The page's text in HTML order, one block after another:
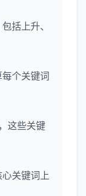
括上升、
个关键词
这些关键
关键词上